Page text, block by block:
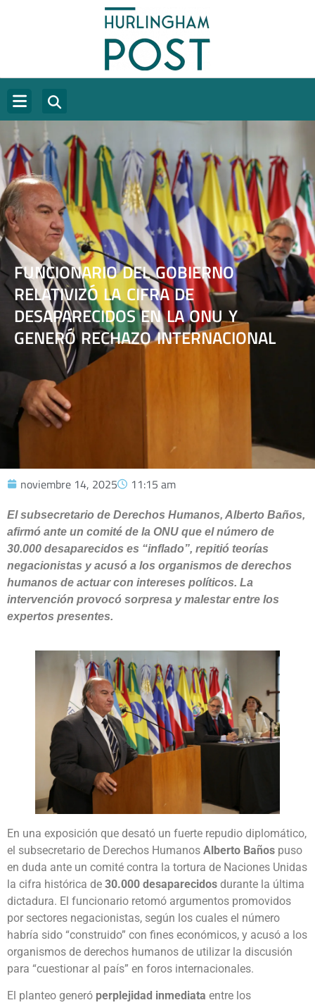
FUNCIONARIO DEL GOBIERNO
RELATIVIZÓ LA CIFRA DE
DESAPARECIDOS EN LA ONU Y
GENERÓ RECHAZO INTERNACIONAL
noviembre 14, 2025 11:15 am
El subsecretario de Derechos Humanos, Alberto Baños,
afirmó ante un comité de la ONU que el número de
30.000 desaparecidos es “inflado”, repitió teorías
negacionistas y acusó a los organismos de derechos
humanos de actuar con intereses políticos. La
intervención provocó sorpresa y malestar entre los
expertos presentes.
En una exposición que desató un fuerte repudio diplomático,
el subsecretario de Derechos Humanos Alberto Baños puso
en duda ante un comité contra la tortura de Naciones Unidas
la cifra histórica de 30.000 desaparecidos durante la última
dictadura. El funcionario retomó argumentos promovidos
por sectores negacionistas, según los cuales el número
habría sido “construido” con fines económicos, y acusó a los
organismos de derechos humanos de utilizar la discusión
para “cuestionar al país” en foros internacionales.
El planteo generó perplejidad inmediata entre los